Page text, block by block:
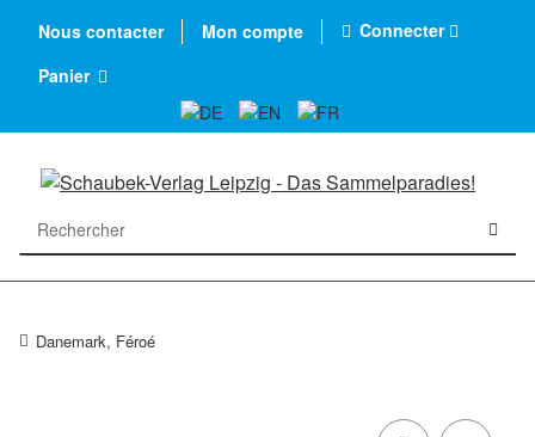
Nous contacter Mon compte
Connecter
Panier
Danemark, Féroé